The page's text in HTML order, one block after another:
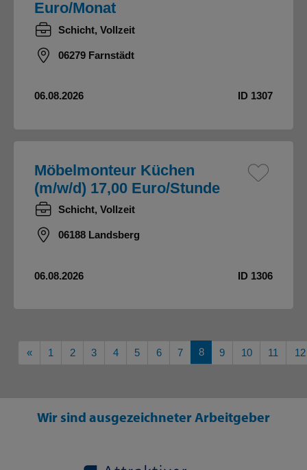
Euro/Monat
Schicht, Vollzeit
06279 Farnstädt
06.08.2026 ID 1307
Möbelmonteur Küchen
(m/w/d) 17,00 Euro/Stunde
Schicht, Vollzeit
06188 Landsberg
06.08.2026 ID 1306
«Vorherige
1 2 3 4 5 6 7 8 9 10 11 12
Wir sind ausgezeichneter Arbeitgeber